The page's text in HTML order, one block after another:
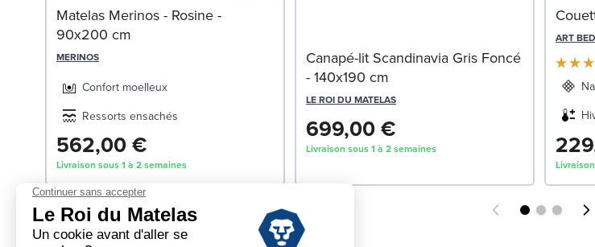
Matelas Merinos - Rosine -
90x200 cm
MERINOS
Confort moelleux
Ressorts ensachés
562,00 €
Livraison sous 1 à 2 semaines
Canapé-lit Scandinavia Gris Foncé
- 140x190 cm
LE ROI DU MATELAS
699,00 €
Livraison sous 1 à 2 semaines
ART